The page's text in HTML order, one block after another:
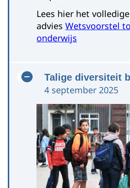
Lees hier het volledige
advies Wetsvoorstel
onderwijs
Talige diversiteit
4 september 2025